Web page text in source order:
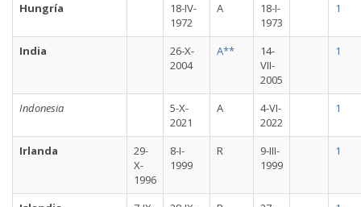
Hungría
18-IV-
1972
A
18-I-
1973
1
India
26-X-
2004
A**
14-
VII-
2005
1
Indonesia
5-X-
2021
A
4-VI-
2022
1
Irlanda
29-
X-
1996
8-I-
1999
R
9-III-
1999
1